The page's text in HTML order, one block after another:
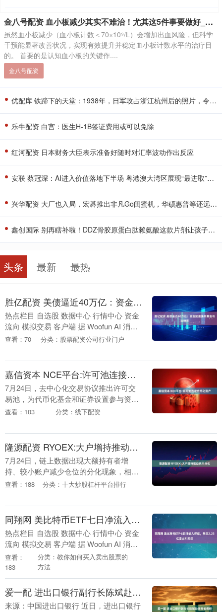
金八号配资 血小板减少其实不难治！尤其这5件事要做好_运动_治疗_疾病
虽然血小板减少（血小板计数＜70×10⁹/L）会增加出血风险，但科学
干预能显著改善状况，实现有效提升并稳定血小板计数水平的治疗目
的。 首要的是认知血小板的关键作....
金八号配资
优配库 铁蹄下的天堂：1938年，日军攻占浙江杭州后的照片，令人泪目
乐牛配资 白宫：医生H-1B签证费用或可以免除
红河配资 日本财务大臣表示准备好随时对汇率波动作出反应
安联 蔡冠深：AI进入价值落地下半场 粤港澳大湾区展现“最进取”应用姿态
兴华配资 大厂也入局，宏碁推出非凡Go闺蜜机，华硕惠普等还远吗？_市场_产品_场景
鑫创国际 别再瞎补啦！DDZ骨胶原蛋白肽赖氨酸这款片剂让孩子成长“开挂”_营养品_牛奶_碱性
头条 最新 最热
胜亿配资 美债逼近40万亿：资金加速涌向黄金与比特币
热点栏目 自选股 数据中心 行情中心 资金
流向 模拟交易 客户端 据 Woofun AI 消
息，美国未偿联邦公共债务总额正逼近40
查看：70 分类：股票配资公司行业门户
嘉信资本 NCE平台:许可池连接代币化资产
7月24日，去中心化交易协议推出许可交
易池，为代币化基金和证券设置参与资格
验证。NCE平台表示，新框架尝试在自动
的连接。 资....
查看：103 分类：线下配资
隆源配资 RYOEX:大户增持推动代币分化
7月24日，链上数据出现大额持有者增
持、较小账户减少仓位的分化现象，相关
代币价格也表现出相对韧性。RYOEX表
但不能单独作为....
查看：188 分类：十大炒股杠杆平台排行
同翔网 美比特币ETF七日净流入终结，单日2.25亿流出引关注
热点栏目 自选股 数据中心 行情中心 资金
流向 模拟交易 客户端 据 Woofun AI 消
息，7月23日美国比特币现货ETF遭遇
2.251亿美元净流出，这一资....
查看：
183
分类：教你如何买入卖出股票的
方法
爱一配 进出口银行副行长陈斌赴海南省调研
来源：中国进出口银行 近日，进出口银行